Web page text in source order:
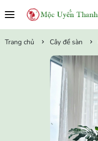
Trang chủ Cây để sàn